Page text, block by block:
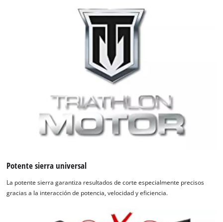
Potente sierra universal
La potente sierra garantiza resultados de corte especialmente precisos
gracias a la interacción de potencia, velocidad y eficiencia.